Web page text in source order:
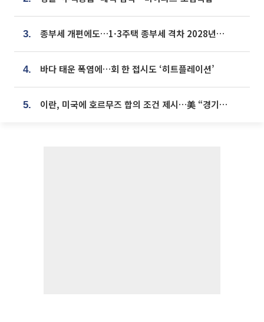
3. 종부세 개편에도…1·3주택 종부세 격차 2028년부터 확대
4. 바다 태운 폭염에…회 한 접시도 ‘히트플레이션’
5. 이란, 미국에 호르무즈 합의 조건 제시…美 “경기 아직 안 끝나” [종합]